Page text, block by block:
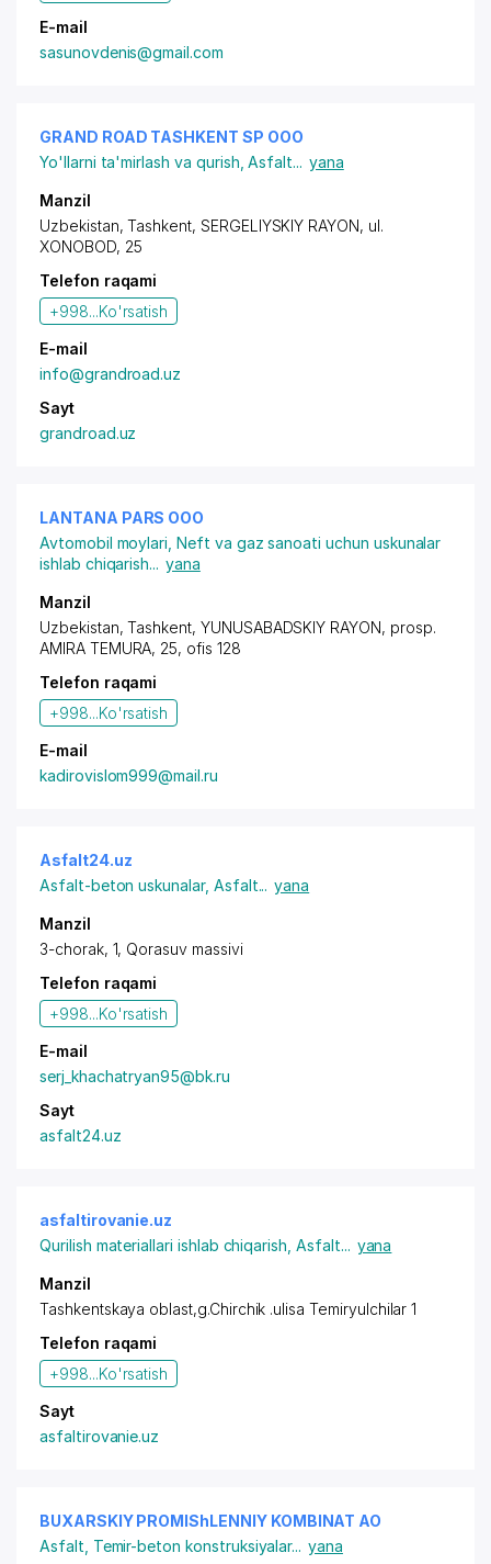
E-mail
sasunovdenis@gmail.com
GRAND ROAD TASHKENT SP OOO
Yo'llarni ta'mirlash va qurish ,Asfalt... yana
Manzil
Uzbekistan, Tashkent, SERGELIYSKIY RAYON, ul.
XONOBOD, 25
Telefon raqami
+998...Ko'rsatish
E-mail
info@grandroad.uz
Sayt
grandroad.uz
LANTANA PARS OOO
Avtomobil moylari ,Neft va gaz sanoati uchun uskunalar
ishlab chiqarish... yana
Manzil
Uzbekistan, Tashkent, YUNUSABADSKIY RAYON, prosp.
AMIRA TEMURA, 25, ofis 128
Telefon raqami
+998...Ko'rsatish
E-mail
kadirovislom999@mail.ru
Asfalt24.uz
Asfalt-beton uskunalar, Asfalt... yana
Manzil
3-chorak, 1, Qorasuv massivi
Telefon raqami
+998...Ko'rsatish
E-mail
serj_khachatryan95@bk.ru
Sayt
asfalt24.uz
asfaltirovanie.uz
Qurilish materiallari ishlab chiqarish ,Asfalt... yana
Manzil
Tashkentskaya oblast,g.Chirchik .ulisa Temiryulchilar 1
Telefon raqami
+998...Ko'rsatish
Sayt
asfaltirovanie.uz
BUXARSKIY PROMIShLENNIY KOMBINAT AO
Asfalt Temir-beton konstruksiyalar... yana